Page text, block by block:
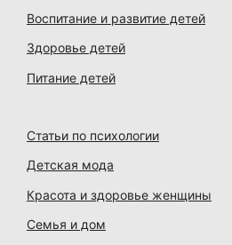
Воспитание и развитие детей
Здоровье детей
Питание детей
Статьи по психологии
Детская мода
Красота и здоровье женщины
Семья и дом